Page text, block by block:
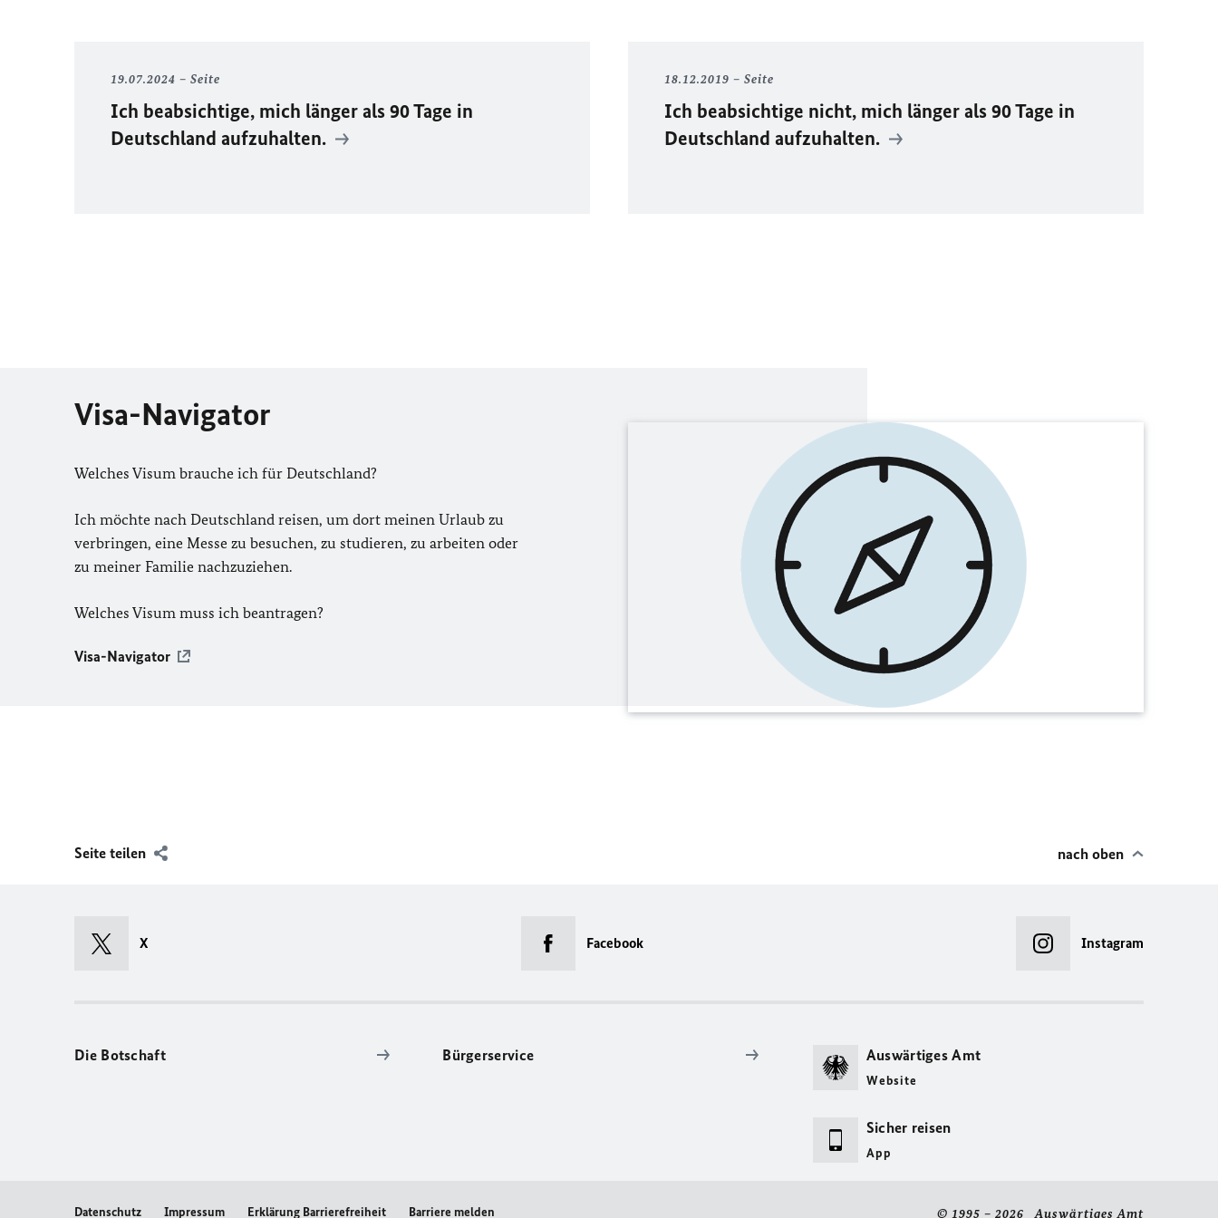
19.07.2024 Seite
Ich beabsichtige, mich länger als 90 Tage in
Deutschland aufzuhalten.
18.12.2019 Seite
Ich beabsichtige nicht, mich länger als 90 Tage in
Deutschland aufzuhalten.
Visa-Navigator
Welches Visum brauche ich für Deutschland?
Ich möchte nach Deutschland reisen, um dort meinen Urlaub zu
verbringen, eine Messe zu besuchen, zu studieren, zu arbeiten oder
zu meiner Familie nachzuziehen.
Welches Visum muss ich beantragen?
Visa-Navigator
Seite teilen nach oben
X Facebook Instagram
Die Botschaft Bürgerservice Auswärtiges Amt
Website
Sicher reisen
App
Datenschutz Impressum Erklärung Barrierefreiheit Barriere melden © 1995 – 2026 Auswärtiges Amt